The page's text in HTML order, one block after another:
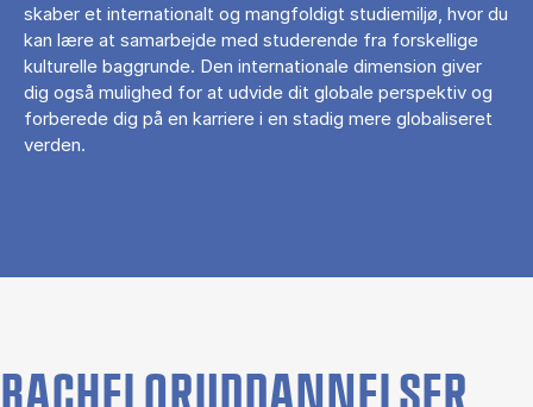
skaber et internationalt og mangfoldigt studiemiljø, hvor du
kan lære at samarbejde med studerende fra forskellige
kulturelle baggrunde. Den internationale dimension giver
dig også mulighed for at udvide dit globale perspektiv og
forberede dig på en karriere i en stadig mere globaliseret
verden.